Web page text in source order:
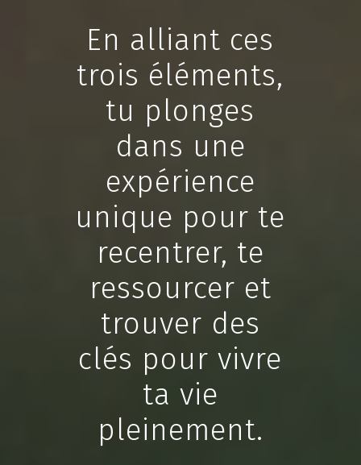
En alliant ces
trois éléments,
tu plonges
dans une
expérience
unique pour te
recentrer, te
ressourcer et
trouver des
clés pour vivre
ta vie
pleinement.